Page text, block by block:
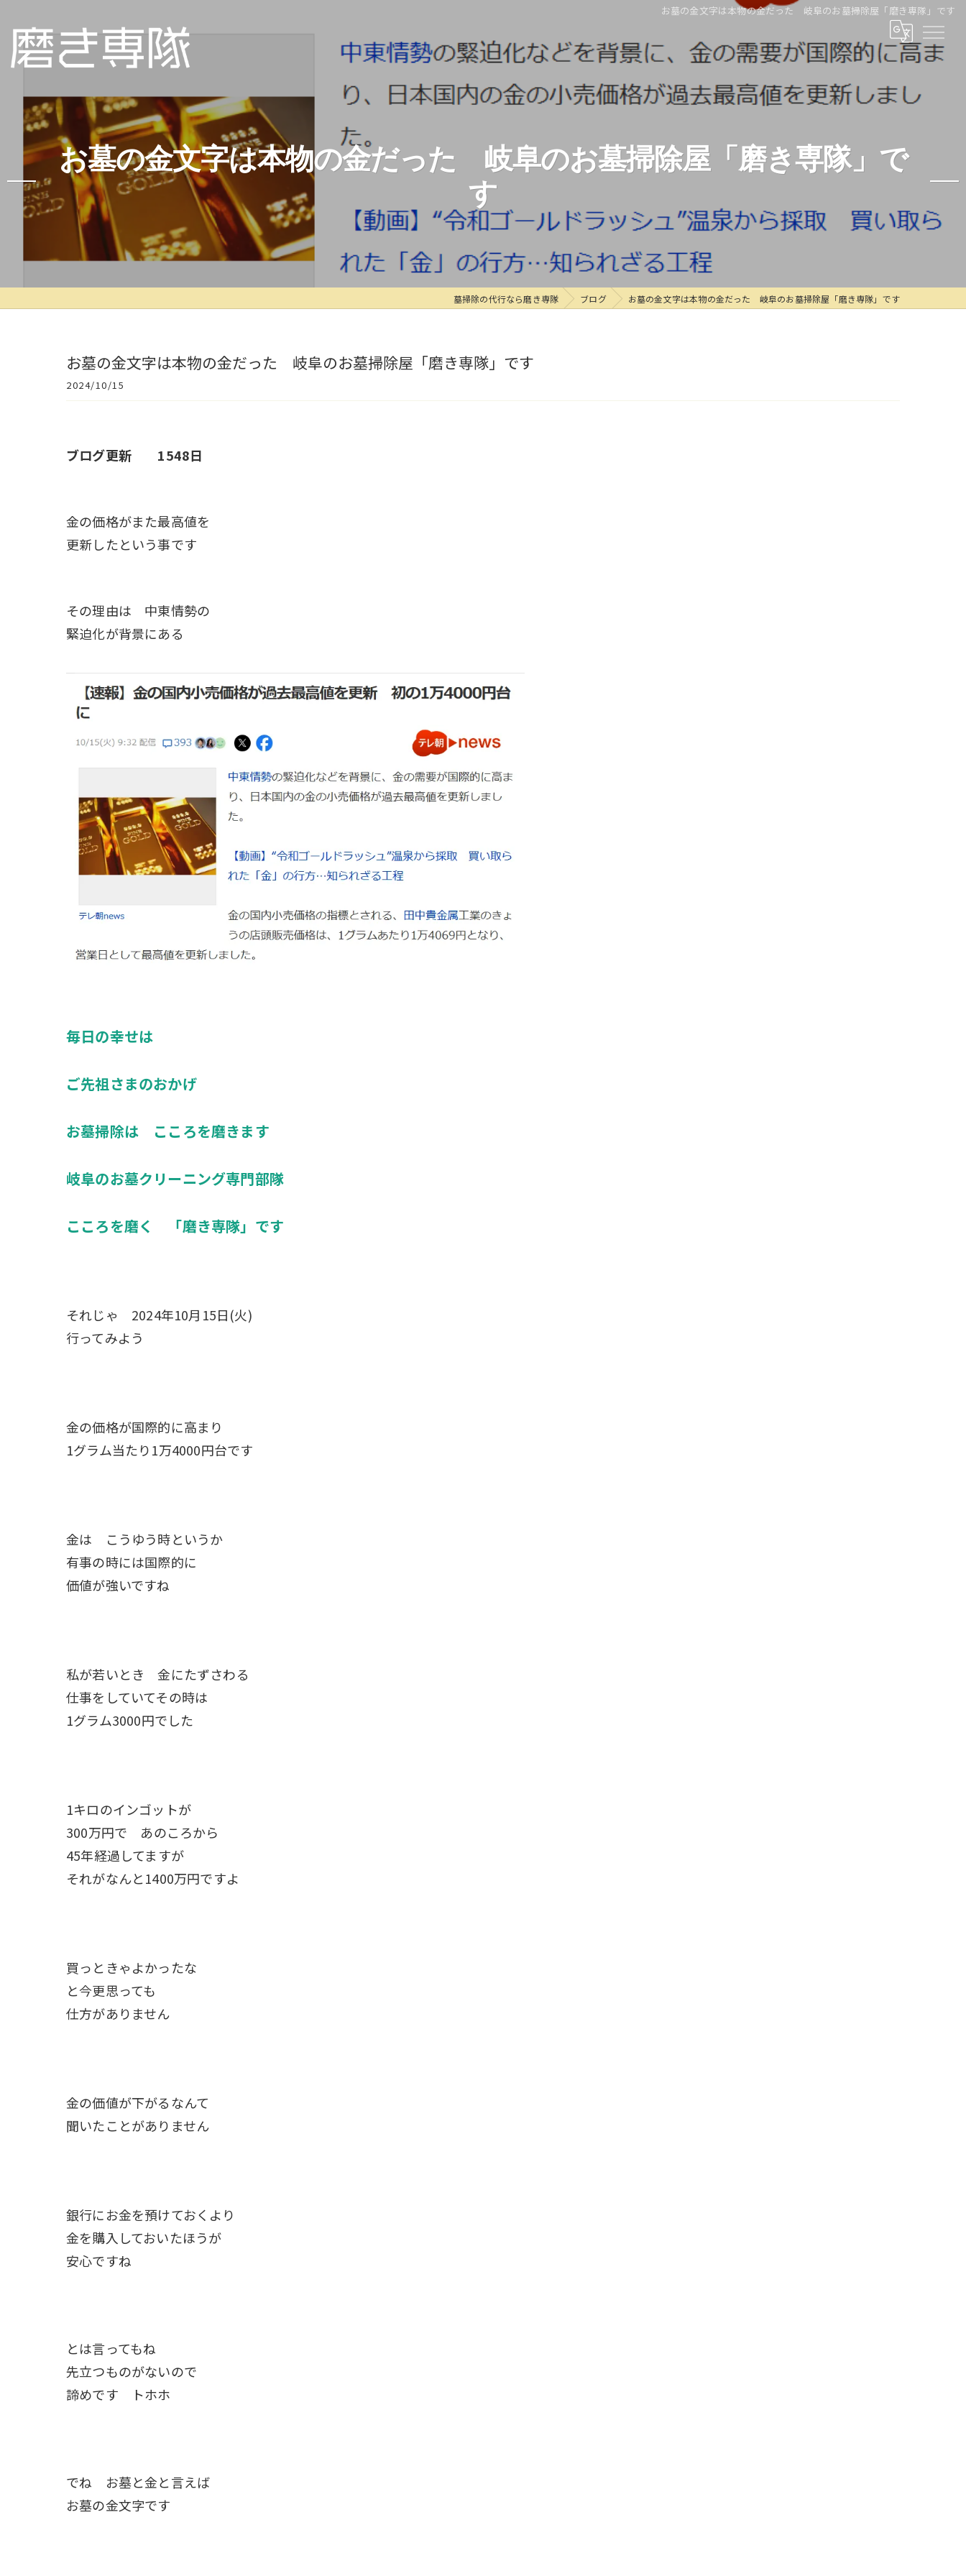
お墓の金文字は本物の金だった 岐阜のお墓掃除屋「磨き専隊」です
お墓の金文字は本物の金だった 岐阜のお墓掃除屋「磨き専隊」で
す
墓掃除の代行なら磨き専隊 ブログ お墓の金文字は本物の金だった 岐阜のお墓掃除屋「磨き専隊」です
お墓の金文字は本物の金だった 岐阜のお墓掃除屋「磨き専隊」です
2024/10/15
ブログ更新 1548日
金の価格がまた最高値を
更新したという事です
その理由は 中東情勢の
緊迫化が背景にある
毎日の幸せは
ご先祖さまのおかげ
お墓掃除は こころを磨きます
岐阜のお墓クリーニング専門部隊
こころを磨く 「磨き専隊」です
それじゃ 2024年10月15日(火)
行ってみよう
金の価格が国際的に高まり
1グラム当たり1万4000円台です
金は こうゆう時というか
有事の時には国際的に
価値が強いですね
私が若いとき 金にたずさわる
仕事をしていてその時は
1グラム3000円でした
1キロのインゴットが
300万円で あのころから
45年経過してますが
それがなんと1400万円ですよ
買っときゃよかったな
と今更思っても
仕方がありません
金の価値が下がるなんて
聞いたことがありません
銀行にお金を預けておくより
金を購入しておいたほうが
安心ですね
とは言ってもね
先立つものがないので
諦めです トホホ
でね お墓と金と言えば
お墓の金文字です